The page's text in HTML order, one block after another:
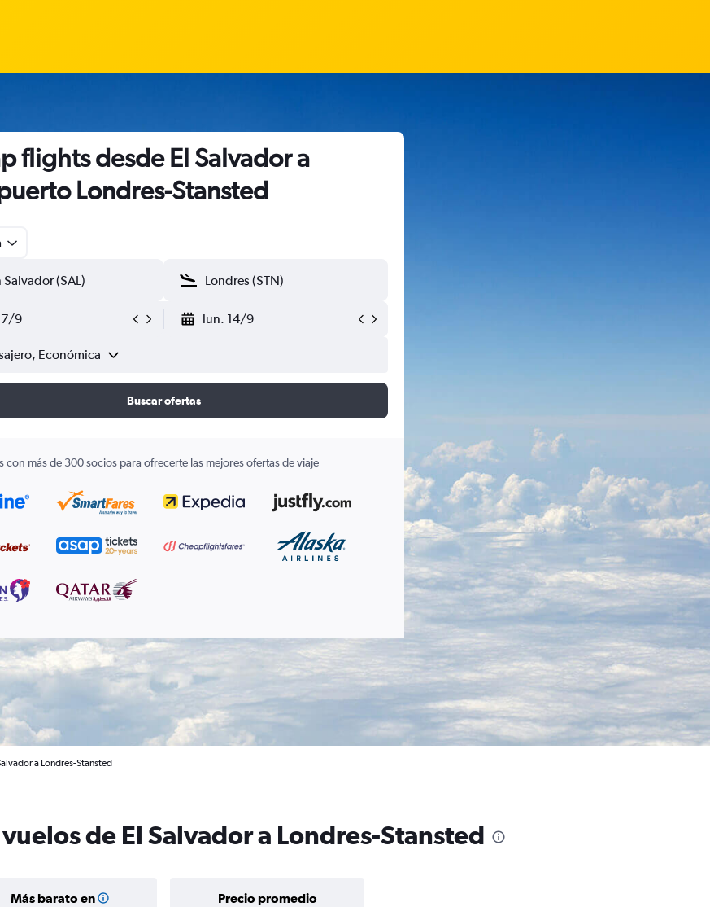
flights desde El Salvador a
Londres-Stansted
7/9 lun. 14/9
Económica
Buscar ofertas
con más de 300 socios para ofrecerte las mejores ofertas de viaje
a Londres-Stansted
de El Salvador a Londres-Stansted
Más barato en Precio promedio